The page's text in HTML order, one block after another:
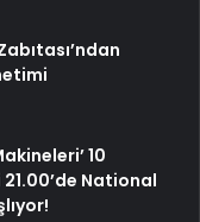
10
National